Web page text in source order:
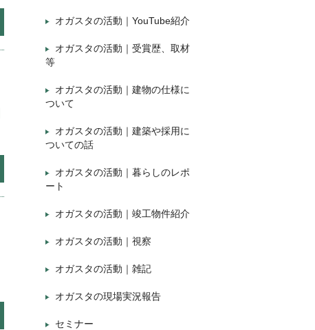
オガスタの活動｜YouTube紹介
オガスタの活動｜受賞歴、取材
等
オガスタの活動｜建物の仕様に
ついて
オガスタの活動｜建築や採用に
ついての話
オガスタの活動｜暮らしのレポ
ート
オガスタの活動｜竣工物件紹介
オガスタの活動｜視察
オガスタの活動｜雑記
オガスタの現場実況報告
セミナー